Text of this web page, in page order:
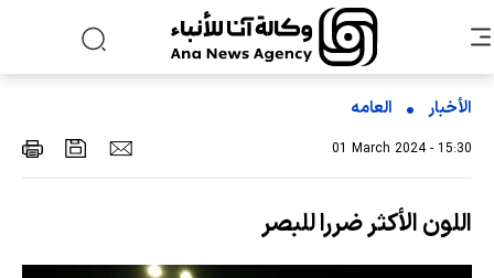
الأخبار العامه
01 March 2024 - 15:30
اللون الأكثر ضررا للبصر